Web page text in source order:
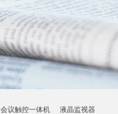
会议触控一体机 液晶监视器